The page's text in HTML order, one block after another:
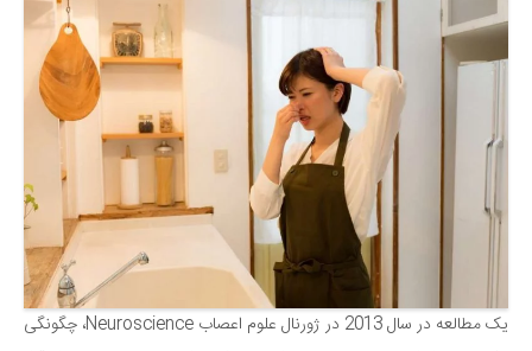
کتاب و کتاب‌خوانی
تاریخ
علمی
فناوری‌ها
نجوم و هوا فضا
زمین و محیط زیست
سرگرمی
یک مطالعه در سال 2013 در ژورنال علوم اعصاب Neuroscience، چگونگی